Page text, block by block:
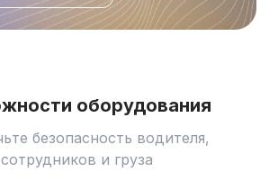
оборудования
безопасность водителя,
сотрудников и груза